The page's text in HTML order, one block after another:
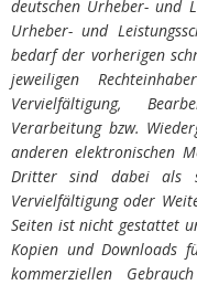
deutschen Urheber- und
Urheber- und
bedarf der vorherigen
jeweiligen
Vervielfältigung,
Verarbeitung bzw.
anderen elektronischen
Dritter sind dabei als
Vervielfältigung oder
Seiten ist nicht gestattet
Kopien und Downloads
kommerziellen